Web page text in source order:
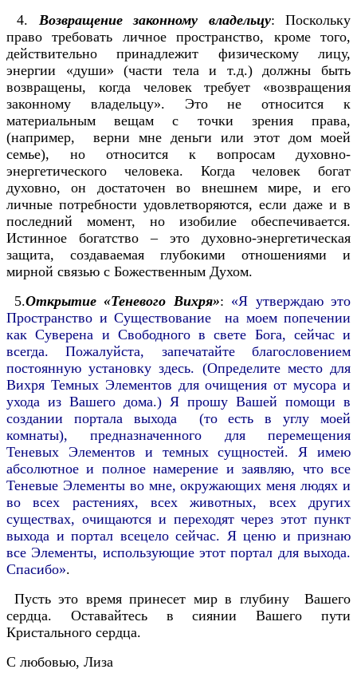
4. Возвращение законному владельцу: Поскольку
право требовать личное пространство, кроме того,
действительно принадлежит физическому лицу,
энергии «души» (части тела и т.д.) должны быть
возвращены, когда человек требует «возвращения
законному владельцу». Это не относится к
материальным вещам с точки зрения права,
(например, верни мне деньги или этот дом моей
семье), но относится к вопросам духовно-
энергетического человека. Когда человек богат
духовно, он достаточен во внешнем мире, и его
личные потребности удовлетворяются, если даже и в
последний момент, но изобилие обеспечивается.
Истинное богатство – это духовно-энергетическая
защита, создаваемая глубокими отношениями и
мирной связью с Божественным Духом.
5.Открытие «Теневого Вихря»: «Я утверждаю это
Пространство и Существование на моем попечении
как Суверена и Свободного в свете Бога, сейчас и
всегда. Пожалуйста, запечатайте благословением
постоянную установку здесь. (Определите место для
Вихря Темных Элементов для очищения от мусора и
ухода из Вашего дома.) Я прошу Вашей помощи в
создании портала выхода (то есть в углу моей
комнаты), предназначенного для перемещения
Теневых Элементов и темных сущностей. Я имею
абсолютное и полное намерение и заявляю, что все
Теневые Элементы во мне, окружающих меня людях и
во всех растениях, всех животных, всех других
существах, очищаются и переходят через этот пункт
выхода и портал всецело сейчас. Я ценю и признаю
все Элементы, использующие этот портал для выхода.
Спасибо».
Пусть это время принесет мир в глубину Вашего
сердца. Оставайтесь в сиянии Вашего пути
Кристального сердца.
С любовью, Лиза